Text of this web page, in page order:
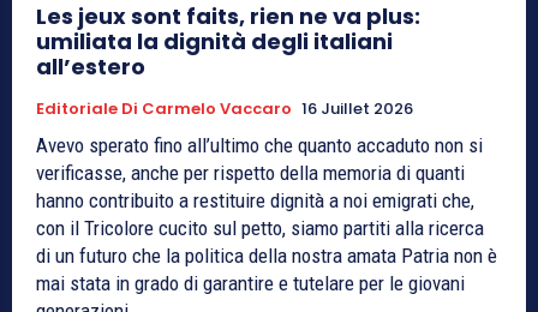
Les jeux sont faits, rien ne va plus:
umiliata la dignità degli italiani
all’estero
Editoriale Di Carmelo Vaccaro 16 Juillet 2026
Avevo sperato fino all’ultimo che quanto accaduto non si
verificasse, anche per rispetto della memoria di quanti
hanno contribuito a restituire dignità a noi emigrati che,
con il Tricolore cucito sul petto, siamo partiti alla ricerca
di un futuro che la politica della nostra amata Patria non è
mai stata in grado di garantire e tutelare per le giovani